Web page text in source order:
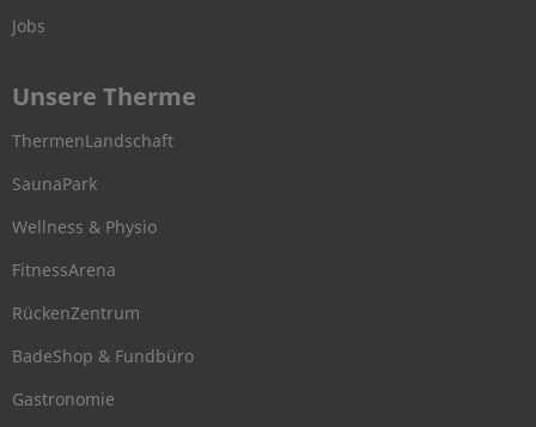
Jobs
Unsere Therme
ThermenLandschaft
SaunaPark
Wellness & Physio
FitnessArena
RückenZentrum
BadeShop & Fundbüro
Gastronomie